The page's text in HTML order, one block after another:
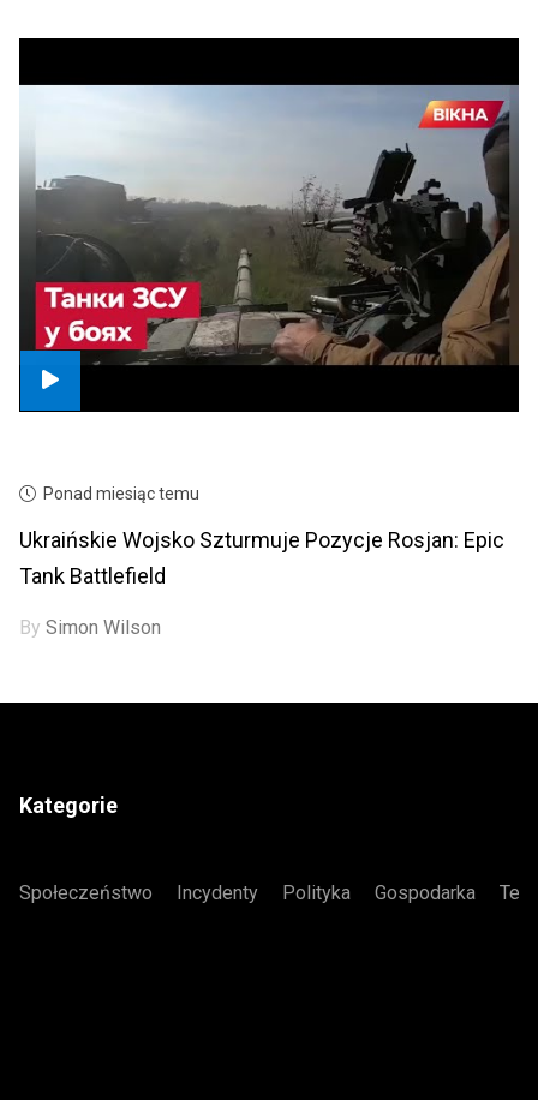
Ponad miesiąc temu
Ukraińskie Wojsko Szturmuje Pozycje Rosjan: Epic
Tank Battlefield
BySimon Wilson
Kategorie
Społeczeństwo Incydenty Polityka Gospodarka